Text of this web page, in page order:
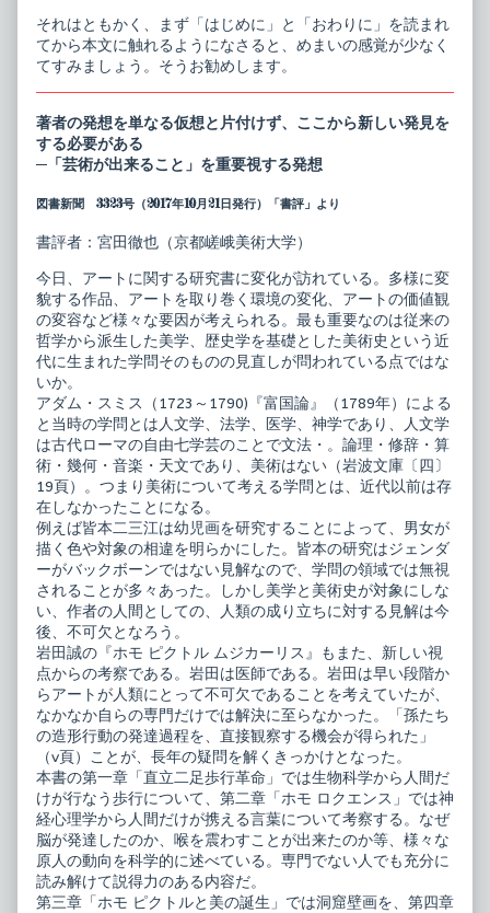
それはともかく、まず「はじめに」と「おわりに」を読まれ
てから本文に触れるようになさると、めまいの感覚が少なく
てすみましょう。そうお勧めします。
著者の発想を単なる仮想と片付けず、ここから新しい発見を
する必要がある
─「芸術が出来ること」を重要視する発想
図書新聞 3323号（2017年10月21日発行）「書評」より
書評者：宮田徹也（京都嵯峨美術大学）
今日、アートに関する研究書に変化が訪れている。多様に変
貌する作品、アートを取り巻く環境の変化、アートの価値観
の変容など様々な要因が考えられる。最も重要なのは従来の
哲学から派生した美学、歴史学を基礎とした美術史という近
代に生まれた学問そのものの見直しが問われている点ではな
いか。
アダム・スミス（1723～1790)『富国論』（1789年）による
と当時の学問とは人文学、法学、医学、神学であり、人文学
は古代ローマの自由七学芸のことで文法・。論理・修辞・算
術・幾何・音楽・天文であり、美術はない（岩波文庫〔四〕
19頁）。つまり美術について考える学問とは、近代以前は存
在しなかったことになる。
例えば皆本二三江は幼児画を研究することによって、男女が
描く色や対象の相違を明らかにした。皆本の研究はジェンダ
ーがバックボーンではない見解なので、学問の領域では無視
されることが多々あった。しかし美学と美術史が対象にしな
い、作者の人間としての、人類の成り立ちに対する見解は今
後、不可欠となろう。
岩田誠の『ホモ ピクトル ムジカーリス』もまた、新しい視
点からの考察である。岩田は医師である。岩田は早い段階か
らアートが人類にとって不可欠であることを考えていたが、
なかなか自らの専門だけでは解決に至らなかった。「孫たち
の造形行動の発達過程を、直接観察する機会が得られた」
（v頁）ことが、長年の疑問を解くきっかけとなった。
本書の第一章「直立二足歩行革命」では生物科学から人間だ
けが行なう歩行について、第二章「ホモ ロクエンス」では神
経心理学から人間だけが携える言葉について考察する。なぜ
脳が発達したのか、喉を震わすことが出来たのか等、様々な
原人の動向を科学的に述べている。専門でない人でも充分に
読み解けて説得力のある内容だ。
第三章「ホモ ピクトルと美の誕生」では洞窟壁画を、第四章